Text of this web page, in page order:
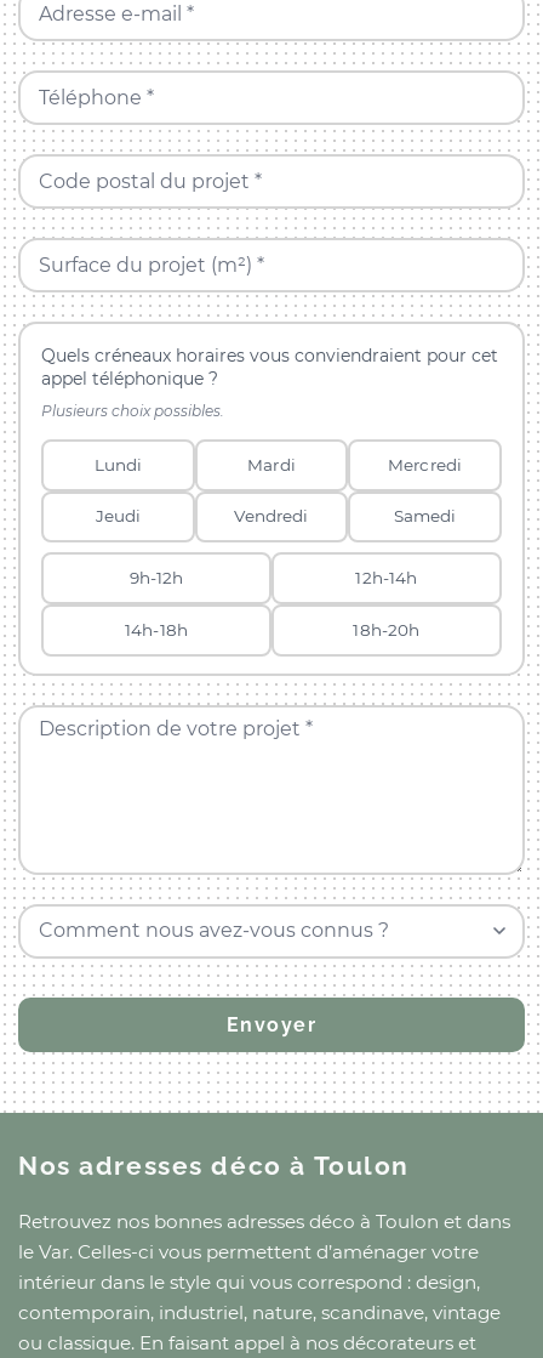
Adresse e-mail *
Téléphone *
Code postal du projet *
Surface du projet (m²) *
Quels créneaux horaires vous conviendraient pour cet
appel téléphonique ?
Plusieurs choix possibles.
Lundi Mardi Mercredi
Jeudi Vendredi Samedi
9h-12h 12h-14h
14h-18h 18h-20h
Description de votre projet *
Comment nous avez-vous connus ?
Nos adresses décoà Toulon
Retrouvez nos bonnes adresses déco à Toulon et dans
le Var. Celles-ci vous permettent d’aménager votre
intérieur dans le style qui vous correspond : design,
contemporain, industriel, nature, scandinave, vintage
ou classique. En faisant appel à nos décorateurs et